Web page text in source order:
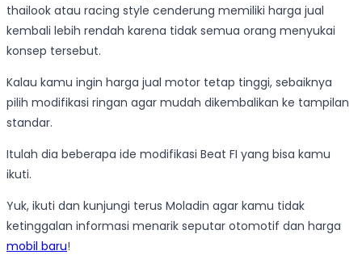
thailook atau racing style cenderung memiliki harga jual
kembali lebih rendah karena tidak semua orang menyukai
konsep tersebut.
Kalau kamu ingin harga jual motor tetap tinggi, sebaiknya
pilih modifikasi ringan agar mudah dikembalikan ke tampilan
standar.
Itulah dia beberapa ide modifikasi Beat FI yang bisa kamu
ikuti.
Yuk, ikuti dan kunjungi terus Moladin agar kamu tidak
ketinggalan informasi menarik seputar otomotif dan harga
mobil baru!